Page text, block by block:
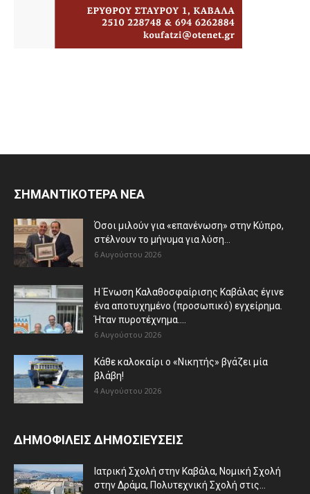
ΣΗΜΑΝΤΙΚΟΤΕΡΑ ΝΕΑ
Όσοι μιλούν για «επανένωση» στην Κύπρο,
στέλνουν το μήνυμα για λύση...
6 Αυγούστου 2026
Η Ένωση Καλαθοσφαίρισης Καβάλας έγινε
ένα αποτυχημένο (προσωπικό) εγχείρημα.
Ήταν πυροτέχνημα....
6 Αυγούστου 2026
Κάθε καλοκαίρι ο «Νικητής» βγάζει μία
βλάβη!
4 Αυγούστου 2026
ΔΗΜΟΦΙΛΕΙΣ ΔΗΜΟΣΙΕΥΣΕΙΣ
Ιατρική Σχολή στην Καβάλα, Νομική Σχολή
στην Δράμα, Πολυτεχνική Σχολή στις...